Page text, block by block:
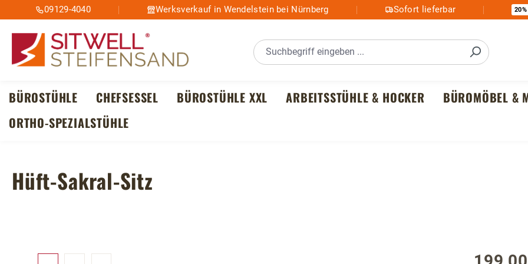
Hauptinhalt springen
Zur Suche springen
Zur Hauptnavigation springen
09129-4040 Werksverkauf in Wendelstein bei Nürnberg Sofort lieferbar 20%
BÜROSTÜHLE CHEFSESSEL BÜROSTÜHLE XXL ARBEITSSTÜHLE & HOCKER BÜROMÖBEL &
ORTHO-SPEZIALSTÜHLE
Hüft-Sakral-Sitz
Regulärer